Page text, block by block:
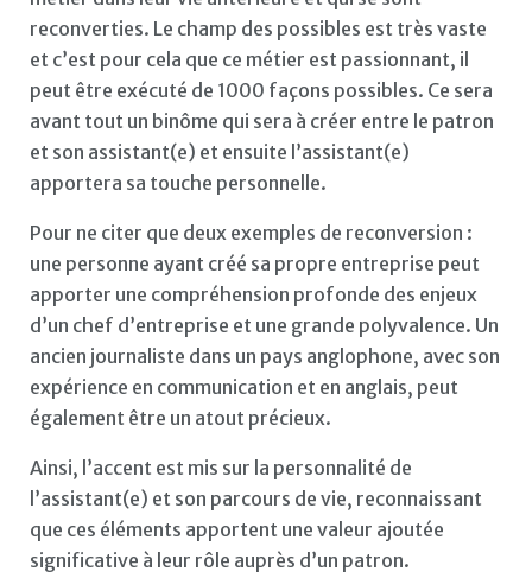
reconverties. Le champ des possibles est très vaste
et c’est pour cela que ce métier est passionnant, il
peut être exécuté de 1000 façons possibles. Ce sera
avant tout un binôme qui sera à créer entre le patron
et son assistant(e) et ensuite l’assistant(e)
apportera sa touche personnelle.
Pour ne citer que deux exemples de reconversion :
une personne ayant créé sa propre entreprise peut
apporter une compréhension profonde des enjeux
d’un chef d’entreprise et une grande polyvalence. Un
ancien journaliste dans un pays anglophone, avec son
expérience en communication et en anglais, peut
également être un atout précieux.
Ainsi, l’accent est mis sur la personnalité de
l’assistant(e) et son parcours de vie, reconnaissant
que ces éléments apportent une valeur ajoutée
significative à leur rôle auprès d’un patron.